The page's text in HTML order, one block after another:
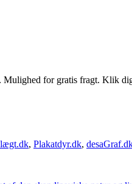
for gratis fragt. Klik
, Plakatdyr.dk,